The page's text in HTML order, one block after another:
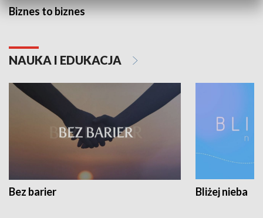
Biznes to biznes
NAUKA I EDUKACJA
Bez barier Bliżej nieba